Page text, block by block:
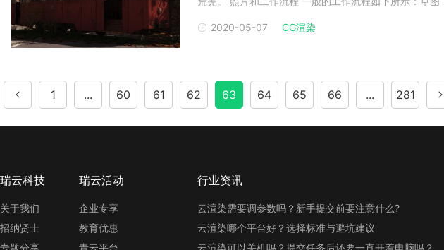
添加几个图层）。然后基于准备好的纹理开始建模。我
2020-05-07 CG渲染
1 ... 60 61 62 63 64 65 66 ... 281
瑞云科技
关于我们
招纳贤士
专题分享
瑞云活动
企业专享
教育优惠
青云平台
行业资讯
云渲染需要调参数吗？新手提交前要注意什么?
云渲染哪个平台好？选择标准与避坑建议
云渲染可以关机吗？提交任务后还要一直开着电脑吗？